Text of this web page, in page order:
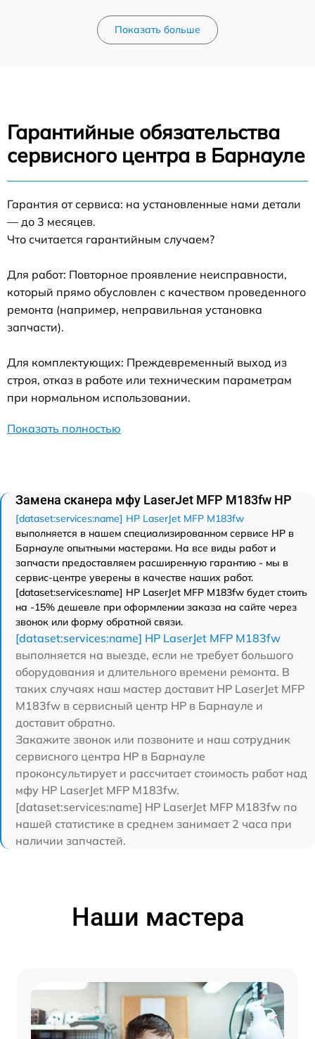
Показать больше
Гарантийные обязательства
сервисного центра в Барнауле
Гарантия от сервиса: на установленные нами детали
— до 3 месяцев.
Что считается гарантийным случаем?
Для работ: Повторное проявление неисправности,
который прямо обусловлен с качеством проведенного
ремонта (например, неправильная установка
запчасти).
Для комплектующих: Преждевременный выход из
строя, отказ в работе или техническим параметрам
при нормальном использовании.
Показать полностью
Замена сканера мфу LaserJet MFP M183fw HP
[dataset:services:name] HP LaserJet MFP M183fw
выполняется в нашем специализированном сервисе HP в
Барнауле опытными мастерами. На все виды работ и
запчасти предоставляем расширенную гарантию - мы в
сервис-центре уверены в качестве наших работ.
[dataset:services:name] HP LaserJet MFP M183fw будет стоить
на -15% дешевле при оформлении заказа на сайте через
звонок или форму обратной связи.
[dataset:services:name] HP LaserJet MFP M183fw
выполняется на выезде, если не требует большого
оборудования и длительного времени ремонта. В
таких случаях наш мастер доставит HP LaserJet MFP
M183fw в сервисный центр HP в Барнауле и
доставит обратно.
Закажите звонок или позвоните и наш сотрудник
сервисного центра HP в Барнауле
проконсультирует и рассчитает стоимость работ над
мфу HP LaserJet MFP M183fw.
[dataset:services:name] HP LaserJet MFP M183fw по
нашей статистике в среднем занимает 2 часа при
наличии запчастей.
Наши мастера